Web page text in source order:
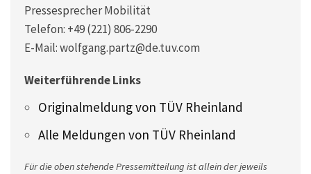
Pressesprecher Mobilität
Telefon: +49 (221) 806-2290
E-Mail: wolfgang.partz@de.tuv.com
Weiterführende Links
Originalmeldung von TÜV Rheinland
Alle Meldungen von TÜV Rheinland
Für die oben stehende Pressemitteilung ist allein der jeweils